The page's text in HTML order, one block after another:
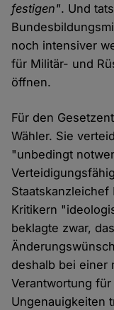
festigen". Und
noch intensiver
für Militär- und
öffnen.
Für den
Wähler. Sie
"unbedingt
Staatskanzleichef
Kritikern
beklagte zwar,
deshalb bei einer
Verantwortung
Ungenauigkeiten